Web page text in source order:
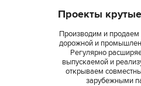
Проекты
Производим и продаем
дорожной и
Регулярно
выпускаемой и
открываем
зарубежными